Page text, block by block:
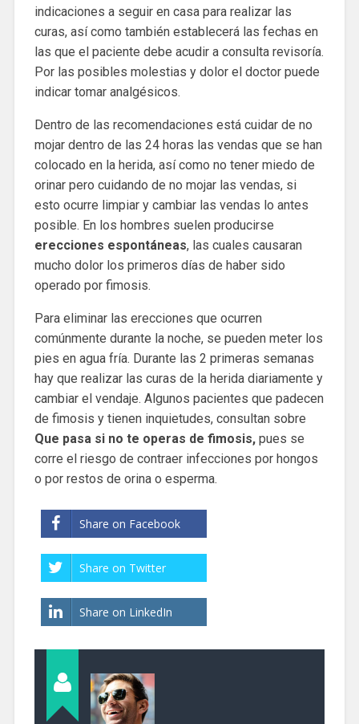
indicaciones a seguir en casa para realizar las
curas, así como también establecerá las fechas en
las que el paciente debe acudir a consulta revisoría.
Por las posibles molestias y dolor el doctor puede
indicar tomar analgésicos.
Dentro de las recomendaciones está cuidar de no
mojar dentro de las 24 horas las vendas que se han
colocado en la herida, así como no tener miedo de
orinar pero cuidando de no mojar las vendas, si
esto ocurre limpiar y cambiar las vendas lo antes
posible. En los hombres suelen producirse
erecciones espontáneas, las cuales causaran
mucho dolor los primeros días de haber sido
operado por fimosis.
Para eliminar las erecciones que ocurren
comúnmente durante la noche, se pueden meter los
pies en agua fría. Durante las 2 primeras semanas
hay que realizar las curas de la herida diariamente y
cambiar el vendaje. Algunos pacientes que padecen
de fimosis y tienen inquietudes, consultan sobre
Que pasa si no te operas de fimosis, pues se
corre el riesgo de contraer infecciones por hongos
o por restos de orina o esperma.
Share on Facebook
Share on Twitter
Share on LinkedIn